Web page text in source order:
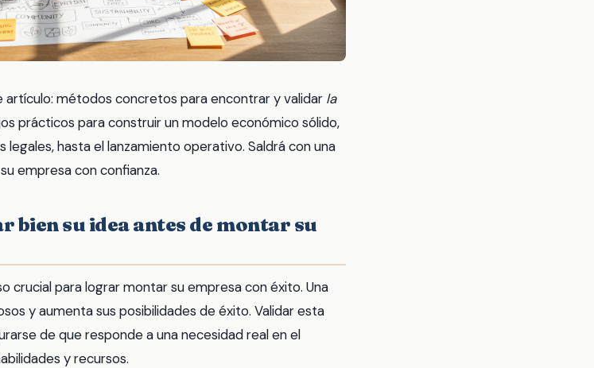
artículo: métodos concretos para encontrar y validar la
prácticos para construir un modelo económico sólido,
hasta el lanzamiento operativo. Saldrá con una
empresa con confianza.
bien su idea antes de montar su
crucial para lograr montar su empresa con éxito. Una
y aumenta sus posibilidades de éxito. Validar esta
de que responde a una necesidad real en el
y recursos.